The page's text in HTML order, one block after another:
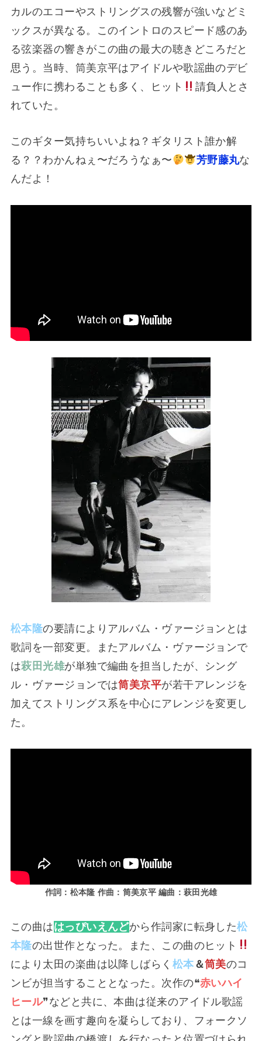
カルのエコーやストリングスの残響が強いなどミ
ックスが異なる。このイントロのスピード感のあ
る弦楽器の響きがこの曲の最大の聴きどころだと
思う。当時、筒美京平はアイドルや歌謡曲のデビ
ュー作に携わることも多く、ヒット
請負人とさ
れていた。
このギター気持ちいいよね？ギタリスト誰か解
る？？わかんねぇ〜だろうなぁ〜
芳野藤丸な
んだよ！
松本隆の要請によりアルバム・ヴァージョンとは
歌詞を一部変更。またアルバム・ヴァージョンで
は萩田光雄が単独で編曲を担当したが、シング
ル・ヴァージョンでは筒美京平が若干アレンジを
加えてストリングス系を中心にアレンジを変更し
た。
作詞：松本隆 作曲：筒美京平 編曲：萩田光雄
この曲ははっぴいえんどから作詞家に転身した松
本隆の出世作となった。また、この曲のヒット
により太田の楽曲は以降しばらく 松本 ＆筒美のコ
ンビが担当することとなった。次作の❝赤いハイ
ヒール❞などと共に、本曲は従来のアイドル歌謡
とは一線を画す趣向を凝らしており、フォークソ